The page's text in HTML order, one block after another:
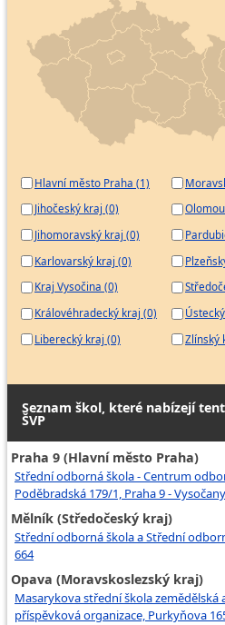
Hlavní město Praha (1)
Jihočeský kraj (0)
Jihomoravský kraj (0)
Karlovarský kraj (0)
Kraj Vysočina (0)
Královéhradecký kraj (0)
Liberecký kraj (0)
Zlínský
Seznam škol, které nabízejí
ŠVP
Praha 9 (Hlavní město Praha)
Střední odborná škola - Centrum
Poděbradská 179/1, Praha 9 - Vysočany
Mělník (Středočeský kraj)
Střední odborná škola a Střední
664
Opava (Moravskoslezský kraj)
Masarykova střední škola zemědělská
příspěvková organizace, Purkyňova